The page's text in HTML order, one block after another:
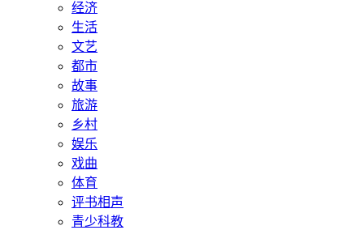
经济
生活
文艺
都市
故事
旅游
乡村
娱乐
戏曲
体育
评书相声
青少科教